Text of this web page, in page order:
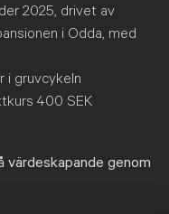
2025, drivet av
i Odda, med
i gruvcykeln
400 SEK
värdeskapande genom